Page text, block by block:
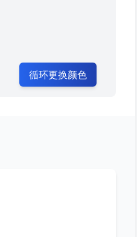
循环更换颜色